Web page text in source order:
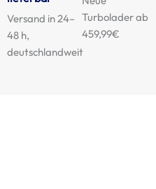
Versand in 24–
48 h,
deutschlandweit
Turbolader ab
459,99€